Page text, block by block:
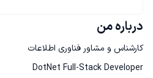
درباره من
DotNet Full-Stack Developer